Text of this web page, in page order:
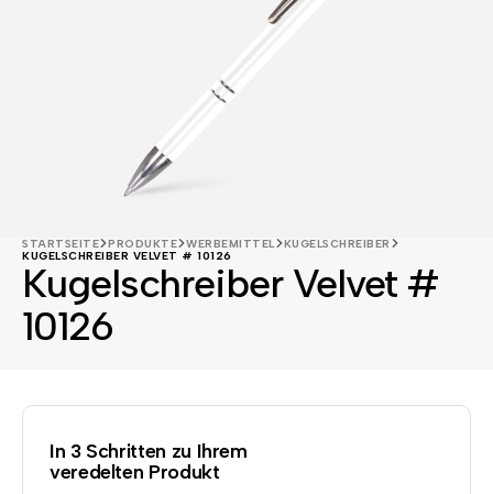
STARTSEITE PRODUKTE WERBEMITTEL
KUGELSCHREIBER
KUGELSCHREIBER VELVET # 10126
Kugelschreiber Velvet #
10126
In 3 Schritten zu Ihrem
veredelten Produkt